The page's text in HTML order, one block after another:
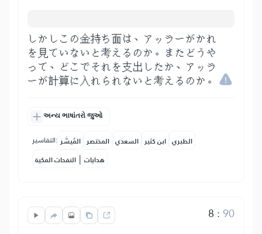
しかしこの金持ち面は、アッラーがかれ
を見ていないと考えるのか。またどうや
って、どこでそれを支出したか、アッラ
ーが計算に入れられないと考えるのか。
અન્ય ભાષાંતરો જુઓ
التفاسير: المُيسَّر المختصر السعدي ابن كثير الطبري
النفحات المكية | هدايات
8 :90